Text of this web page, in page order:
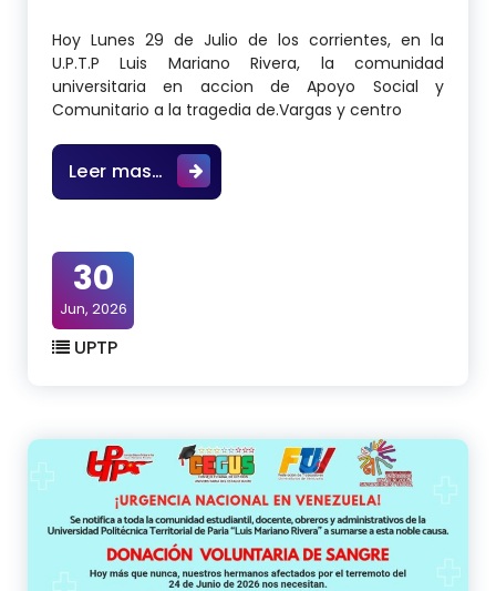
Hoy Lunes 29 de Julio de los corrientes, en la
U.P.T.P Luis Mariano Rivera, la comunidad
universitaria en accion de Apoyo Social y
Comunitario a la tragedia de.Vargas y centro
Leer mas… Hoy Lunes 29 de Julio de los
30
Jun, 2026
UPTP